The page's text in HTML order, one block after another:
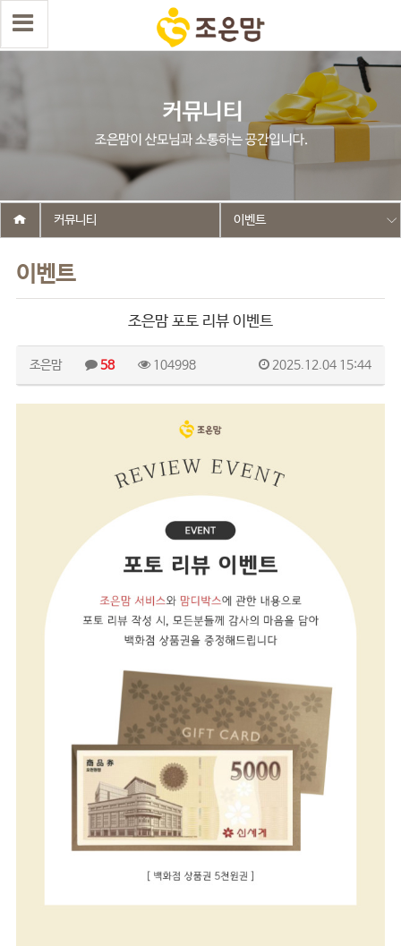
이벤트
커뮤니티 이벤트
조은맘 포토 리뷰 이벤트
조은맘 58 104998 2025.12.04 15:44